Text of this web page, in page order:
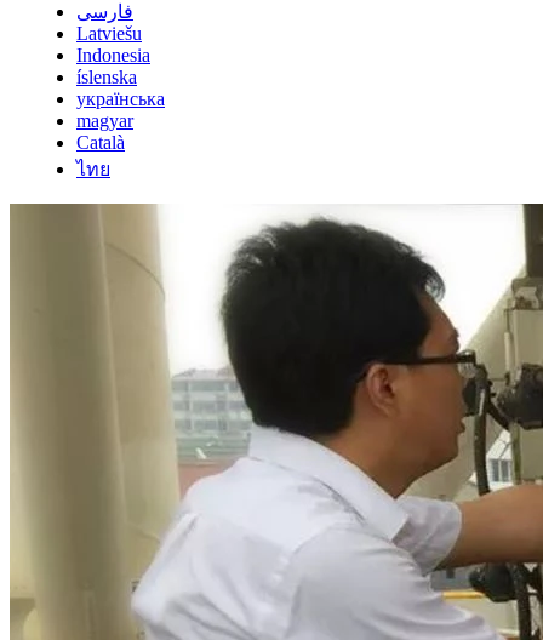
فارسی
Latviešu
Indonesia
íslenska
українська
magyar
Català
ไทย